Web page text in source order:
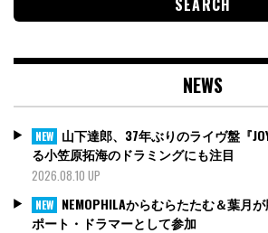
NEWS
NEW 山下達郎、37年ぶりのライヴ盤『
る小笠原拓海のドラミングにも注目
2026.08.10 UP
NEW NEMOPHILAからむらたたむ＆葉月
ポート・ドラマーとして参加